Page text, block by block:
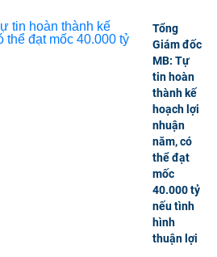
Tổng
Giám đốc
MB: Tự
tin hoàn
thành kế
hoạch lợi
nhuận
năm, có
thể đạt
mốc
40.000 tỷ
nếu tình
hình
thuận lợi